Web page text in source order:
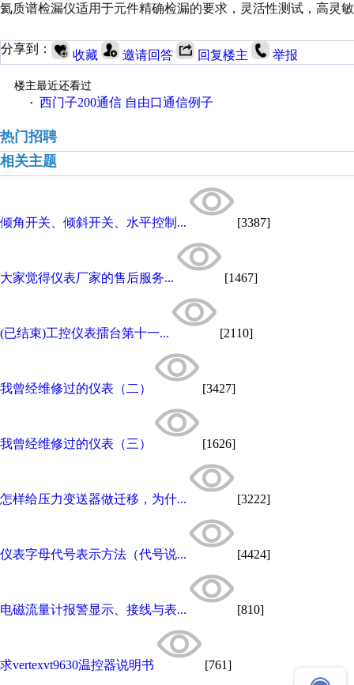
氦质谱检漏仪适用于元件精确检漏的要求，灵活性测试，高灵
分享到： 收藏 邀请回答 回复楼主 举报
楼主最近还看过
· 西门子200通信 自由口通信例子
热门招聘
相关主题
倾角开关、倾斜开关、水平控制... [3387]
大家觉得仪表厂家的售后服务... [1467]
(已结束)工控仪表擂台第十一... [2110]
我曾经维修过的仪表（二） [3427]
我曾经维修过的仪表（三） [1626]
怎样给压力变送器做迁移，为什... [3222]
仪表字母代号表示方法（代号说... [4424]
电磁流量计报警显示、接线与表... [810]
求vertexvt9630温控器说明书 [761]